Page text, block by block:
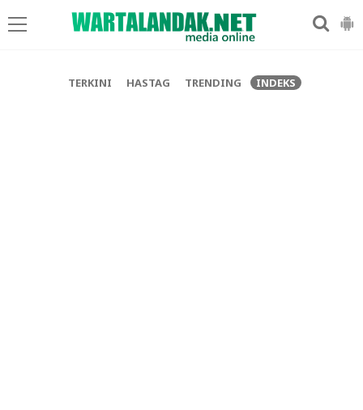
TERKINI HASTAG TRENDING INDEKS